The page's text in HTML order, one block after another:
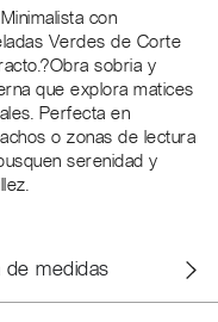
con
Verdes de Corte
sobria y
que explora matices
Perfecta en
o zonas de lectura
serenidad y
de medidas